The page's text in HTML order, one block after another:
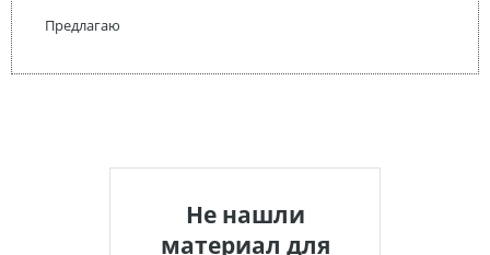
Предлагаю
Не нашли
материал для